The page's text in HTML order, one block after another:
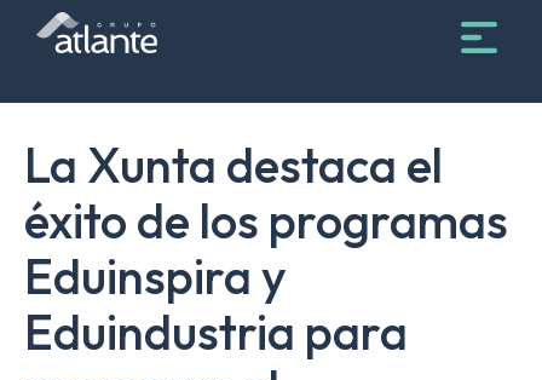
La Xunta destaca el
éxito de los programas
Eduinspira y
Eduindustria para